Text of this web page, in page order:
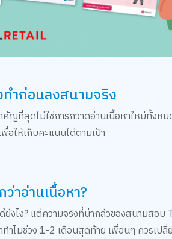
ทำก่อนลงสนามจริง
ที่สุดไม่ใช่การกวาดอ่านเนื้อหาใหม่ทั้งห
อให้เก็บคะแนนได้ตามเป้า
าอ่านเนื้อหา?
งไง? แต่ความจริงที่น่ากลัวของสนามสอบ
ไมช่วง 1-2 เดือนสุดท้าย เพื่อนๆ ควรเป